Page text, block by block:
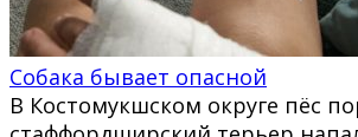
Собака бывает опасной
В Костомукшском округе пёс